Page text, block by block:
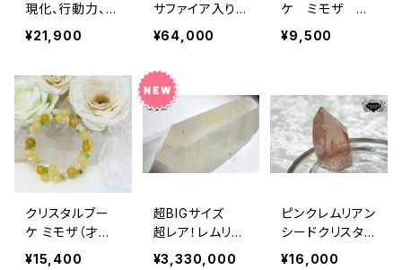
現化、行動力、再
出発、再生 「夕
陽のブーケ」
¥21,900
サファイア入り
～ （成功、昇
¥64,000
ケ ミモザ ２
（才能発揮、開
花、無邪気な心、
¥9,500
クリスタルブー
ケ ミモザ（才能
発揮、開花、無邪
¥15,400
超BIGサイズ
超レア！レムリア
ンシードクリスタ
¥3,330,000
ピンクレムリアン
シードクリスタ
ル ブラジル
¥16,000